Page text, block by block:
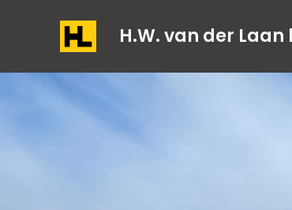
H.W. van der Laan